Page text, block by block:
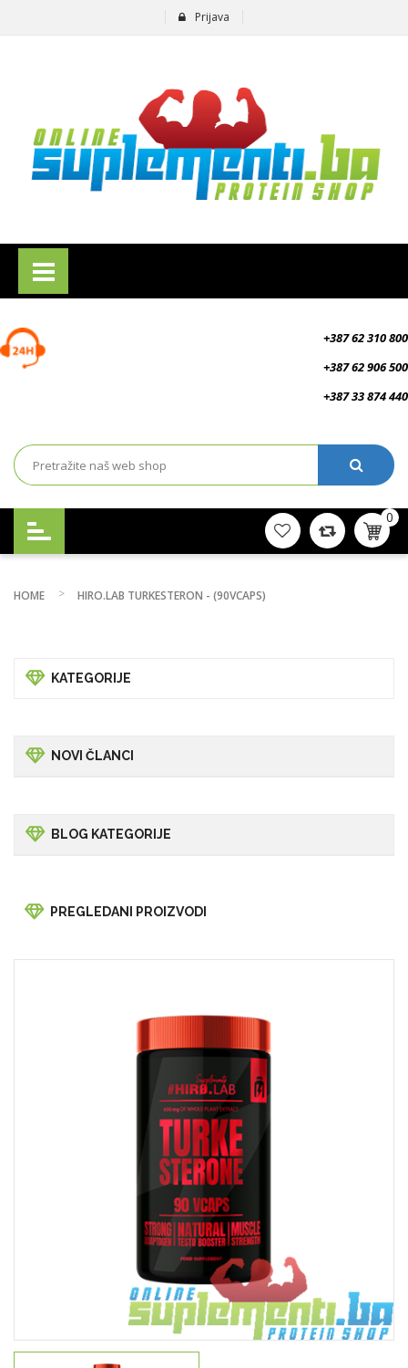
Prijava
+387 62 310 800
+387 62 906 500
+387 33 874 440
0
HOME HIRO.LAB TURKESTERON - (90VCAPS)
KATEGORIJE
NOVI ČLANCI
BLOG KATEGORIJE
PREGLEDANI PROIZVODI